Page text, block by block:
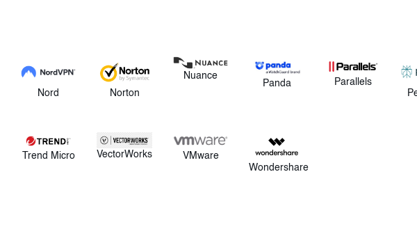
Nord Norton
Nuance
Panda
Parallels
Trend Micro VectorWorks
VMware
Wondershare